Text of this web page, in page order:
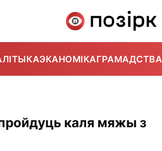
ЭКАНОМІКАГРАМАДСТВА
каля мяжы з